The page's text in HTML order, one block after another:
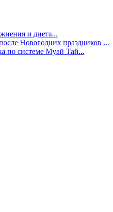
и диета...
Новогодних праздников ...
по системе Муай Тай...